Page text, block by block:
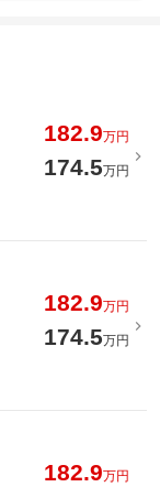
182.9万円
174.5万円
182.9万円
174.5万円
182.9万円